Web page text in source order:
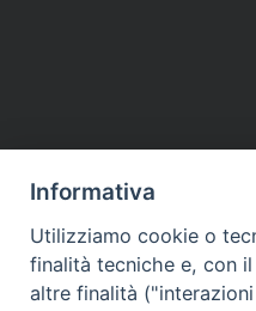
DIOCESI
Contatti:Tel.:
E-mail:
Informativa
Utilizziamo cookie o
finalità tecniche e, con
altre finalità